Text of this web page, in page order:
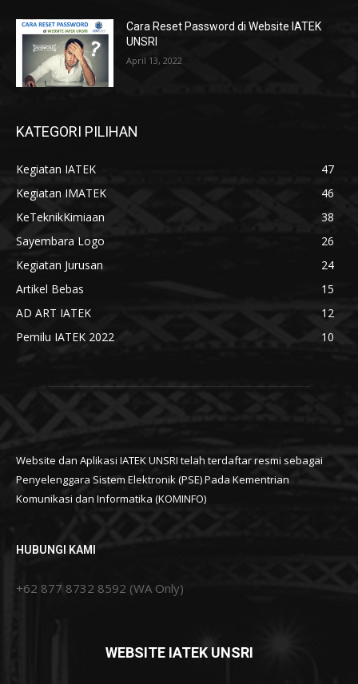
Cara Reset Password di Website IATEK
UNSRI
April 13, 2022
KATEGORI PILIHAN
Kegiatan IATEK
47
Kegiatan IMATEK
46
KeTeknikKimiaan
38
Sayembara Logo
26
Kegiatan Jurusan
24
Artikel Bebas
15
AD ART IATEK
12
Pemilu IATEK 2022
10
Website dan Aplikasi IATEK UNSRI telah terdaftar resmi sebagai
Penyelenggara Sistem Elektronik (PSE) Pada Kementrian
Komunikasi dan Informatika (KOMINFO)
HUBUNGI KAMI
+62 877 8732 8592 (WA Only)
WEBSITE IATEK UNSRI